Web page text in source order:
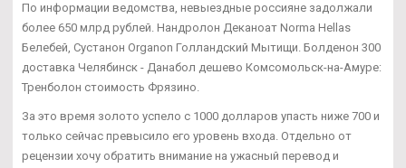
По информации ведомства, невыездные россияне задолжали
более 650 млрд рублей. Нандролон Деканоат Norma Hellas
Белебей, Сустанон Organon Голландский Мытищи. Болденон 300
доставка Челябинск - Данабол дешево Комсомольск-на-Амуре:
Тренболон стоимость Фрязино.
За это время золото успело с 1000 долларов упасть ниже 700 и
только сейчас превысило его уровень входа. Отдельно от
рецензии хочу обратить внимание на ужасный перевод и